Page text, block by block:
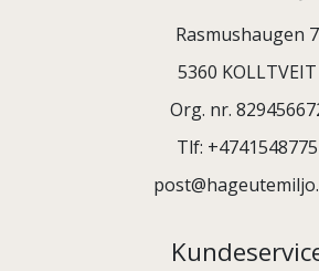
Rasmushaugen 7
5360 KOLLTVEIT
Org. nr.
Tlf: +4741548775